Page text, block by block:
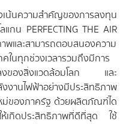
น้นความสําคัญของการลงทุน
แกน PERFECTING THE AIR
และสามารถตอบสนองความ
นทุกช่วงเวลารวมถึงมีการ
งของสิ่งแวดล้อมโลก และ
งานไฟฟ้าอย่างมีประสิทธิภาพ
ม่ของภาครัฐ ด้วยผลิตภัณฑ์ได
กิดประสิทธิภาพที่ดีที่สุด ใช้